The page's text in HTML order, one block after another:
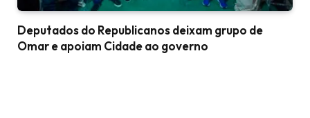
Deputados do Republicanos deixam grupo de
Omar e apoiam Cidade ao governo